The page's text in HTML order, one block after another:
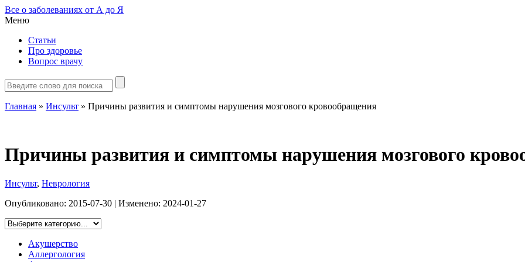
Все о заболеваниях от А до Я
Меню
Статьи
Про здоровье
Вопрос врачу
Главная » Инсульт » Причины развития и симптомы нарушения мозгового кровообращения
Причины развития и симптомы нарушения мозгового
Инсульт, Неврология
Опубликовано: 2015-07-30 | Изменено: 2024-01-27
Акушерство
Аллергология